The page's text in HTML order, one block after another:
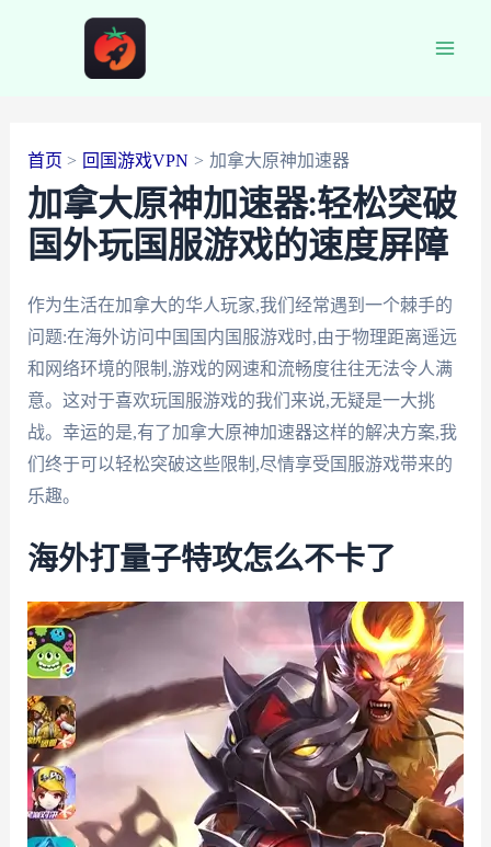
首页 回国游戏VPN 加拿大原神加速器
加拿大原神加速器:轻松突破
国外玩国服游戏的速度屏障
作为生活在加拿大的华人玩家,我们经常遇到一个棘手的
问题:在海外访问中国国内国服游戏时,由于物理距离遥远
和网络环境的限制,游戏的网速和流畅度往往无法令人满
意。这对于喜欢玩国服游戏的我们来说,无疑是一大挑
战。幸运的是,有了加拿大原神加速器这样的解决方案,我
们终于可以轻松突破这些限制,尽情享受国服游戏带来的
乐趣。
海外打量子特攻怎么不卡了